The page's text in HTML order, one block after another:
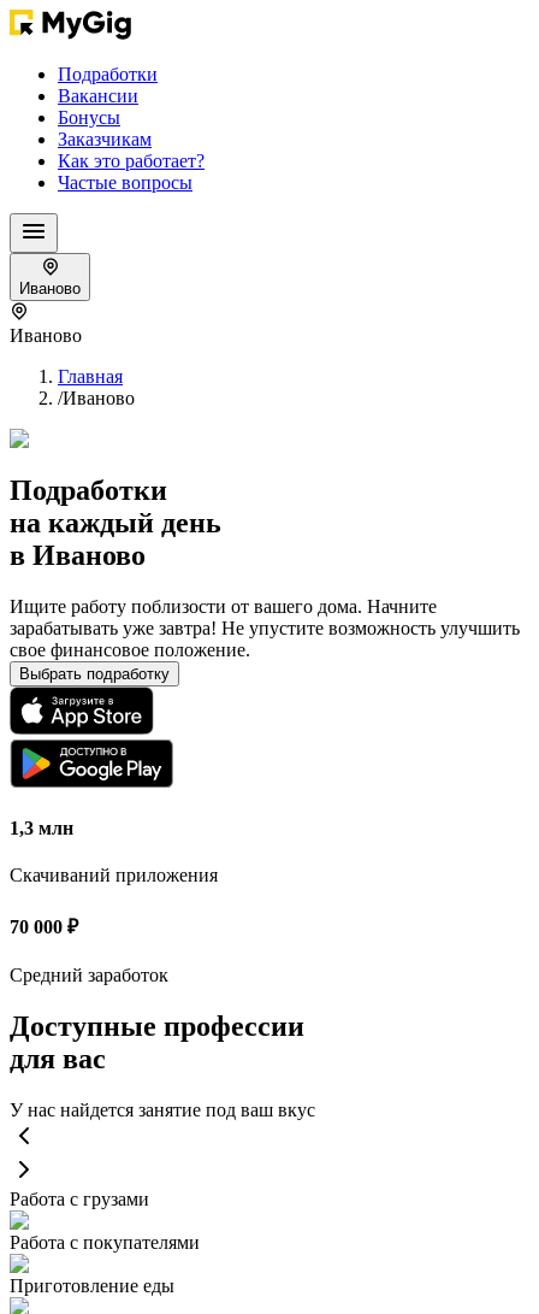
Подработки
Вакансии
Бонусы
Заказчикам
Как это работает?
Частые вопросы
Иваново
Иваново
Главная
/Иваново
Подработки
на каждый день
в Иваново
Ищите работу поблизости от вашего дома. Начните
зарабатывать уже завтра! Не упустите возможность улучшить
свое финансовое положение.
Выбрать подработку
1,3 млн
Скачиваний приложения
70 000 ₽
Средний заработок
Доступные профессии
для вас
У нас найдется занятие под ваш вкус
Работа с грузами
Работа с покупателями
Приготовление еды